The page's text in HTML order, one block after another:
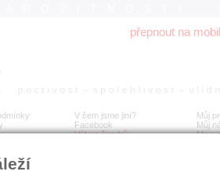
přepnout na
V čem jsme jiní?
Facebook
Výkup šperků
Můj
Můj
Moje
Šálek se zlatými a stříbrnými pásy -